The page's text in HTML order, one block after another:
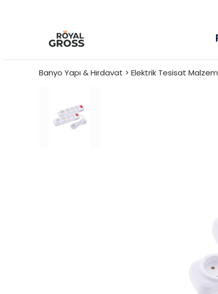
Banyo Yapı & Hırdavat > Elektrik Tesisat